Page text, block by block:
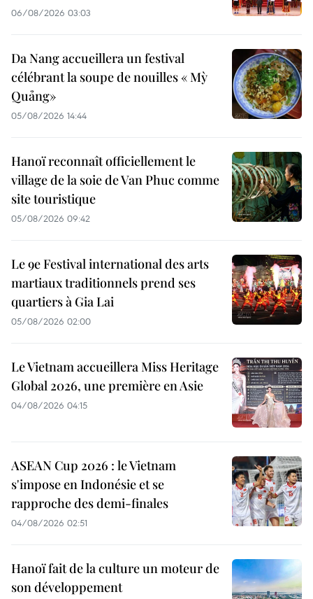
06/08/2026 03:03
Da Nang accueillera un festival
célébrant la soupe de nouilles « Mỳ
Quảng»
05/08/2026 14:44
Hanoï reconnaît officiellement le
village de la soie de Van Phuc comme
site touristique
05/08/2026 09:42
Le 9e Festival international des arts
martiaux traditionnels prend ses
quartiers à Gia Lai
05/08/2026 02:00
Le Vietnam accueillera Miss Heritage
Global 2026, une première en Asie
04/08/2026 04:15
ASEAN Cup 2026 : le Vietnam
s'impose en Indonésie et se
rapproche des demi-finales
04/08/2026 02:51
Hanoï fait de la culture un moteur de
son développement